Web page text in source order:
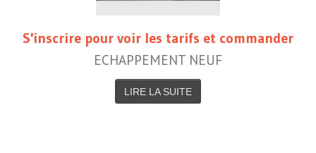
S'inscrire pour voir les tarifs et commander
ECHAPPEMENT NEUF
LIRE LA SUITE